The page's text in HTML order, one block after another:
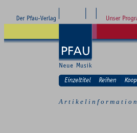
A r t i k e l i n f o r m a t i o n